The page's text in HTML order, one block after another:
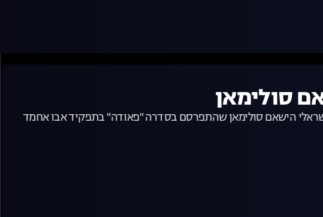
הישאם סולימאן שהתפרסם בסדרה "פאודה" בתפקיד אבו אחמד